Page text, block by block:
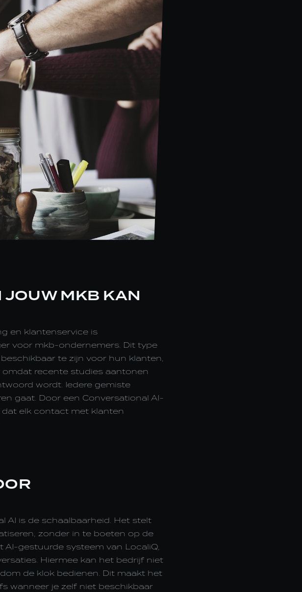
JOUW MKB KAN
en klantenservice is
voor mkb-ondernemers. Dit type
te zijn voor hun klanten,
recente studies aantonen
wordt. Iedere gemiste
gaat. Door een Conversational AI-
elk contact met klanten
AI is de schaalbaarheid. Het stelt
zonder in te boeten op de
AI-gestuurde systeem van LocaliQ,
Hiermee kan het bedrijf niet
de klok bedienen. Dit maakt het
wanneer je zelf niet beschikbaar